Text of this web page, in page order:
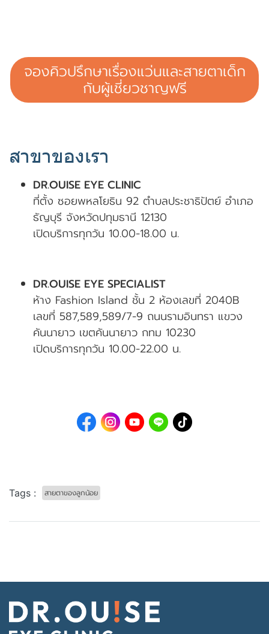
จองคิวปรึกษาเรื่องแว่นและสายตาเด็ก
กับผู้เชี่ยวชาญฟรี
สาขาของเรา
DR.OUISE EYE CLINIC
ที่ตั้ง ซอยพหลโยธิน 92 ตำบลประชาธิปัตย์ อำเภอ
ธัญบุรี จังหวัดปทุมธานี 12130
เปิดบริการทุกวัน 10.00-18.00 น.
DR.OUISE EYE SPECIALIST
ห้าง Fashion Island ชั้น 2 ห้องเลขที่ 2040B
เลขที่ 587,589,589/7-9 ถนนรามอินทรา แขวง
คันนายาว เขตคันนายาว กทม 10230
เปิดบริการทุกวัน 10.00-22.00 น.
Tags : สายตาของลูกน้อย